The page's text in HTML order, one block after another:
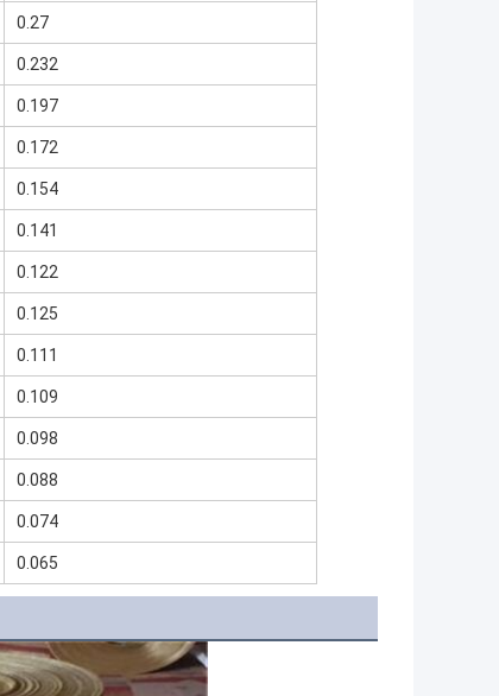
0.27
0.232
0.197
0.172
0.154
0.141
0.122
0.125
0.111
0.109
0.098
0.088
0.074
0.065